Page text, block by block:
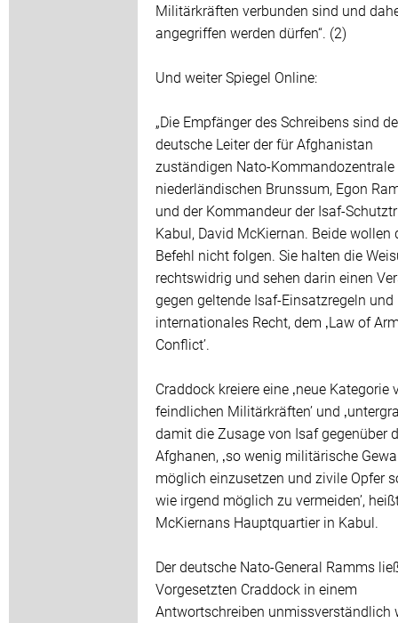
Militärkräften verbunden sind und
angegriffen werden dürfen“. (2)
Und weiter Spiegel Online:
„Die Empfänger des Schreibens sind
deutsche Leiter der für Afghanistan
zuständigen Nato-
niederländischen Brunssum, Egon
und der Kommandeur der Isaf-
Kabul, David McKiernan. Beide wollen
Befehl nicht folgen. Sie halten die
rechtswidrig und sehen darin einen
gegen geltende Isaf-Einsatzregeln und
internationales Recht, dem ‚Law of
Conflict’.
Craddock kreiere eine ‚neue Kategorie
feindlichen Militärkräften’ und
damit die Zusage von Isaf gegenüber
Afghanen, ‚so wenig militärische
möglich einzusetzen und zivile Opfer
wie irgend möglich zu vermeiden’,
McKiernans Hauptquartier in Kabul.
Der deutsche Nato-General Ramms
Vorgesetzten Craddock in einem
Antwortschreiben unmissverständlich